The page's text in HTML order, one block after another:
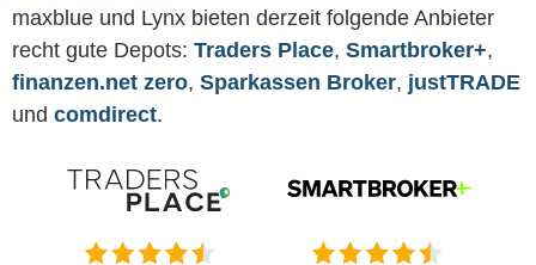
maxblue und Lynx bieten derzeit folgende Anbieter
recht gute Depots: Traders Place, Smartbroker+,
finanzen.net zero, Sparkassen Broker, justTRADE
und comdirect.